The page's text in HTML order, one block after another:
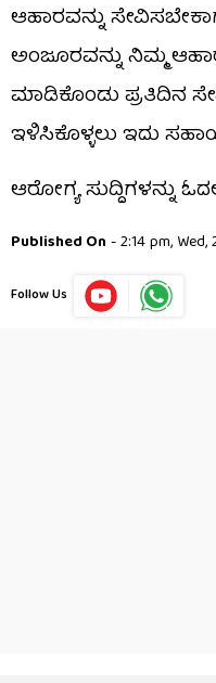
ಆಹಾರವನ್ನು
ಅಂಜೂರವನ್ನು ನಿಮ್ಮ
ಮಾಡಿಕೊಂಡು ಪ್ರತಿದಿನ
ಇಳಿಸಿಕೊಳ್ಳಲು ಇದು
ಆರೋಗ್ಯ ಸುದ್ದಿಗಳನ್ನು
Published On - 2:14 pm,
Follow Us